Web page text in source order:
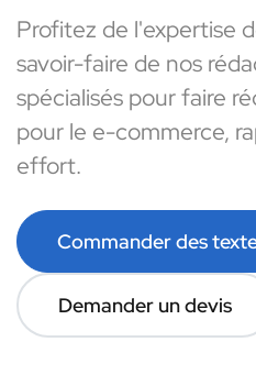
Profitez de l'expertise
savoir-faire de nos
spécialisés pour faire
pour le e-commerce,
effort.
Commander des
Demander un devis